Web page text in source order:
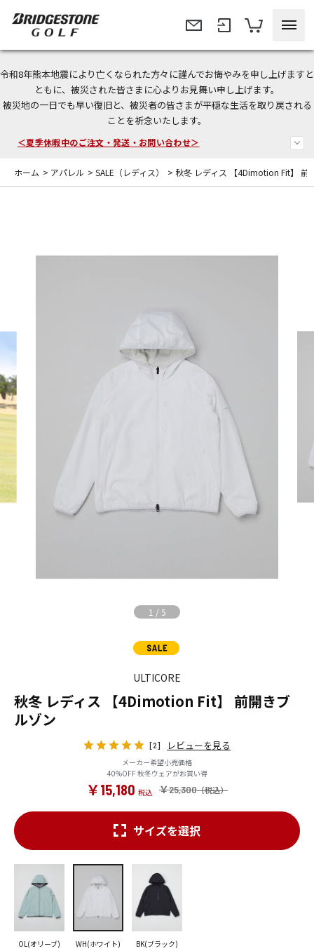
令和8年熊本地震により亡くなられた方々に謹んでお悔やみを申し上げますと
ともに、被災された皆さまに心よりお見舞い申し上げます。
被災地の一日でも早い復旧と、被災者の皆さまが平穏な生活を取り戻される
ことを祈念いたします。
今なら新規会員登録で1,000円OFFクーポンプレゼント！
＜商品配送に関するお知らせ＞
＜夏季休暇中のご注文・発送・お問い合わせ＞
ホーム > アパレル > SALE（レディス） > 秋冬 レディス 【4Dimotion Fit】 前
1 / 5
ULTICORE
秋冬 レディス 【4Dimotion Fit】 前開きブ
ルゾン
[2] レビューを見る
メーカー希望小売価格
40%OFF 秋冬ウェアがお買い得
￥25,300
￥15,180
サイズを選択
OL(オリーブ) WH(ホワイト) BK(ブラック)